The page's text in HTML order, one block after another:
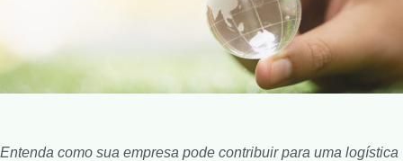
Entenda como sua empresa pode contribuir para uma logística